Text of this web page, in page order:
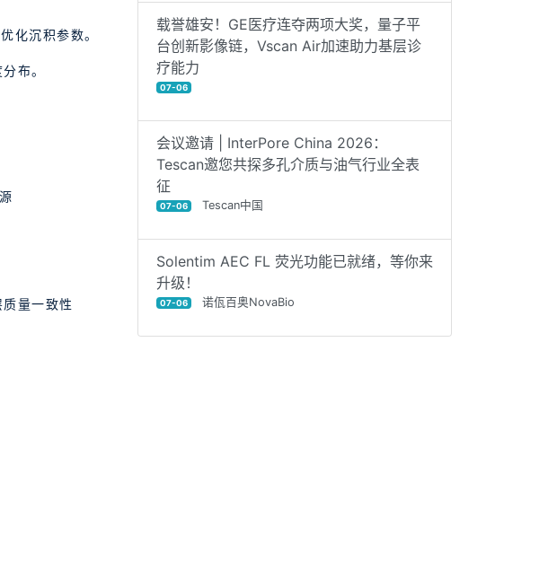
化沉积参数。
布。
量一致性
载誉雄安！GE医疗连夺两项大奖，量子平
台创新影像链，Vscan Air加速助力基层诊
疗能力
07-06
会议邀请 | InterPore China 2026：
Tescan邀您共探多孔介质与油气行业全表
征
07-06 Tescan中国
Solentim AEC FL 荧光功能已就绪，等你来
升级！
07-06 诺佤百奥NovaBio